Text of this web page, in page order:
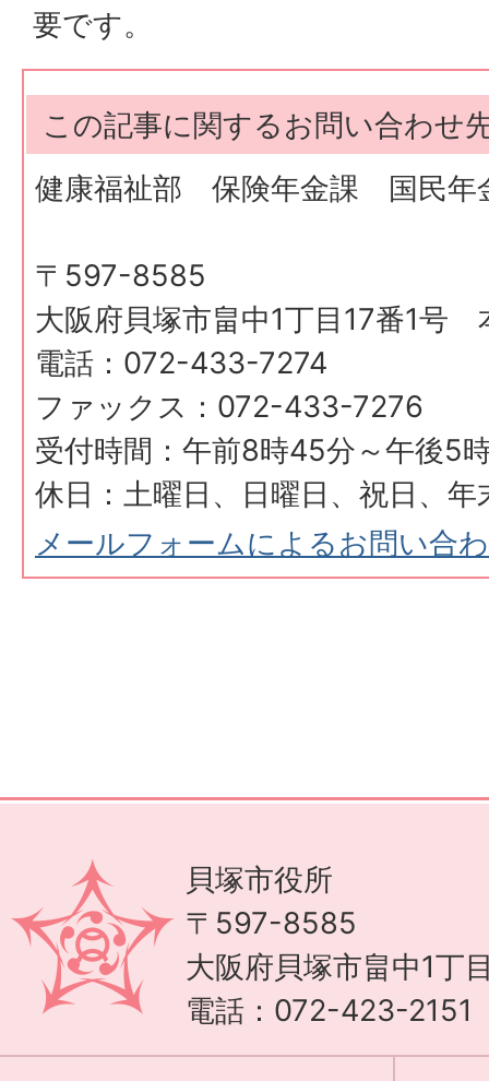
要です。
この記事に関するお問い合わせ
健康福祉部 保険年金課 国民年
〒597-8585
大阪府貝塚市畠中1丁目17番1号
電話：072-433-7274
ファックス：072-433-7276
受付時間：午前8時45分～午後5
休日：土曜日、日曜日、祝日、年
メールフォームによるお問い合
貝塚市役所
〒597-8585
大阪府貝塚市畠中1丁
電話：072-423-2151